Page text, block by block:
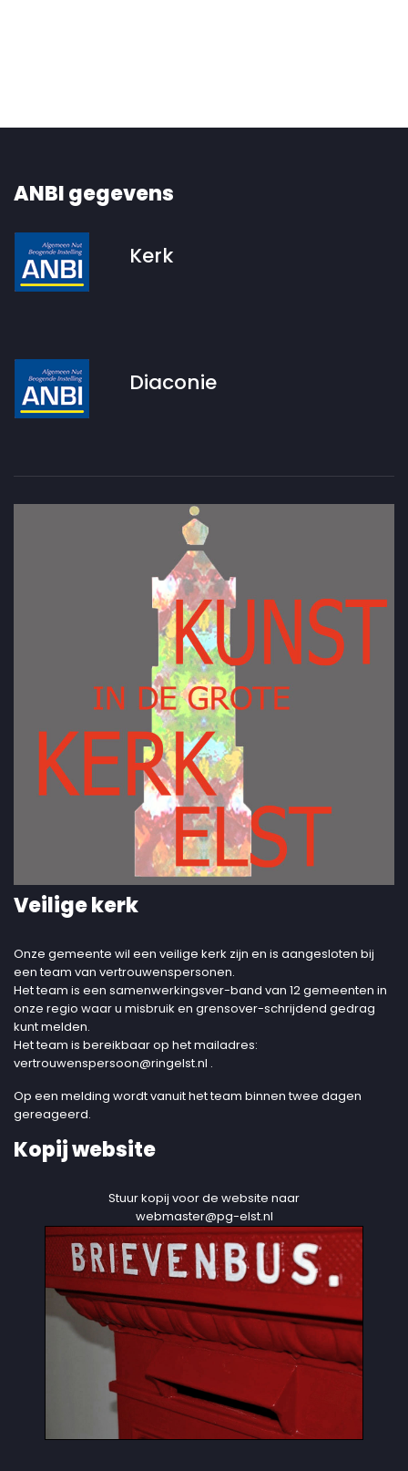
ANBI gegevens
Kerk
Diaconie
Veilige kerk
Onze gemeente wil een veilige kerk zijn en is aangesloten bij
een team van vertrouwenspersonen.
Het team is een samenwerkingsver-band van 12 gemeenten in
onze regio waar u misbruik en grensover-schrijdend gedrag
kunt melden.
Het team is bereikbaar op het mailadres:
vertrouwenspersoon@ringelst.nl .
Op een melding wordt vanuit het team binnen twee dagen
gereageerd.
Kopij website
Stuur kopij voor de website naar
webmaster@pg-elst.nl